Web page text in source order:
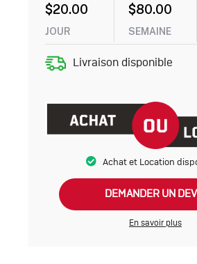
$20.00
JOUR
$80.00
SEMAINE
Livraison disponible
Achat et Location
DEMANDER UN
En savoir plus